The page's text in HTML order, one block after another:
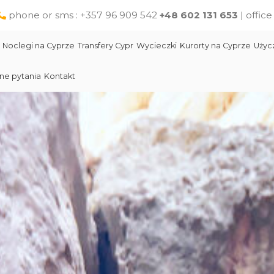
phone or sms : +357 96 909 542 +48 602 131 653 | office
Noclegi na Cyprze Transfery Cypr Wycieczki
Wycieczki jednodniowe na Cyprze z Pafos
Wycieczki z Larnaki
Wycieczki z Protaras
Kurorty na Cyprze
Larnaka
Limassol
Słynni ludzie Cypru
Restauracje na Cyprze
Pomoc na Cyprze dla polskich turystów
Lokalne produkty na Cyprze
Cypr Atrakcje
Cypr - Państwo
Skała Afodyty
Skała Afodyty
Lara Beach Plaża
pytania Kontakt